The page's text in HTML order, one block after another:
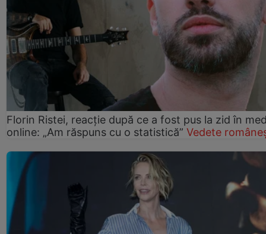
Florin Ristei, reacție după ce a fost pus la zid în
online: „Am răspuns cu o statistică” Vedete